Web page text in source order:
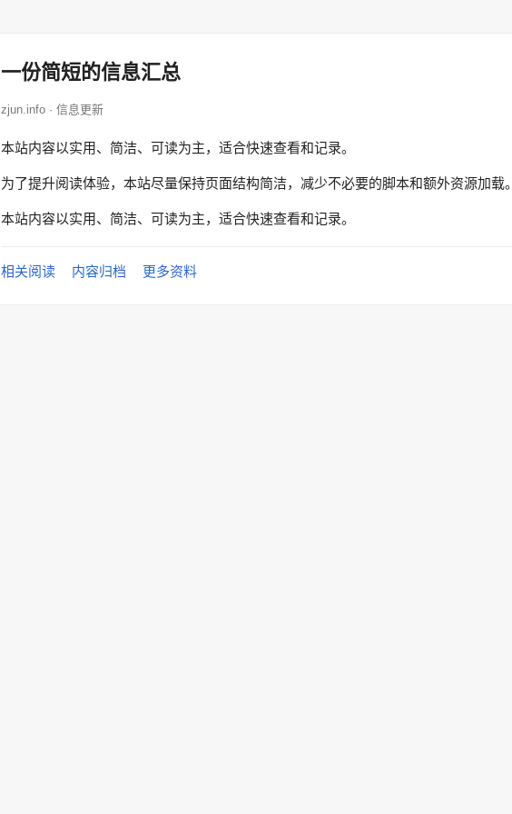
一份简短的信息汇总
zjun.info · 信息更新
本站内容以实用、简洁、可读为主，适合快速查看和记录。
为了提升阅读体验，本站尽量保持页面结构简洁，减少不必要的脚本和额外资源加载。
本站内容以实用、简洁、可读为主，适合快速查看和记录。
相关阅读 内容归档 更多资料